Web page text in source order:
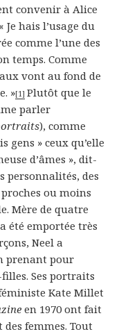
convenir à Alice
Je hais l’usage du
comme l’une des
temps. Comme
vont au fond de
»[1] Plutôt que le
parler
), comme
gens » ceux qu’elle
d’âmes », dit-
personnalités, des
ou moins
Mère de quatre
été emportée très
Neel a
prenant pour
Ses portraits
Kate Millet
en 1970 ont fait
femmes. Tout